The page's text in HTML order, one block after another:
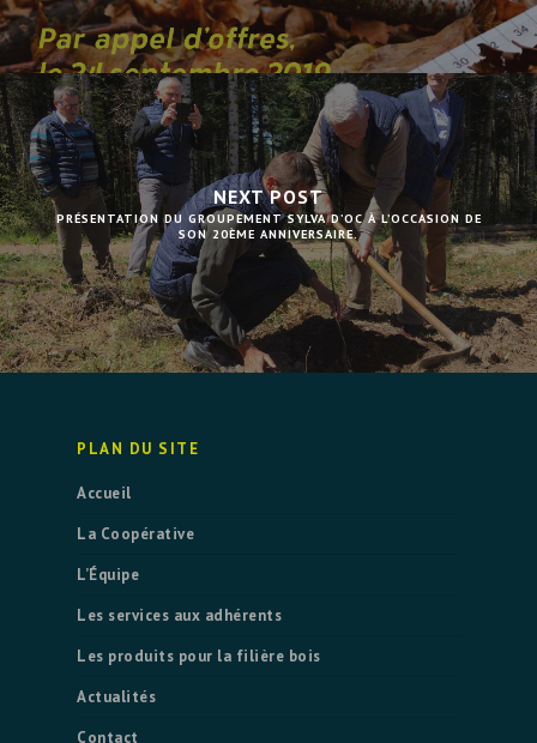
NEXT POST
PRÉSENTATION DU GROUPEMENT SYLVA D’OC À L’OCCASION DE
SON 20ÈME ANNIVERSAIRE.
PLAN DU SITE
Accueil
La Coopérative
L’Équipe
Les services aux adhérents
Les produits pour la filière bois
Actualités
Contact